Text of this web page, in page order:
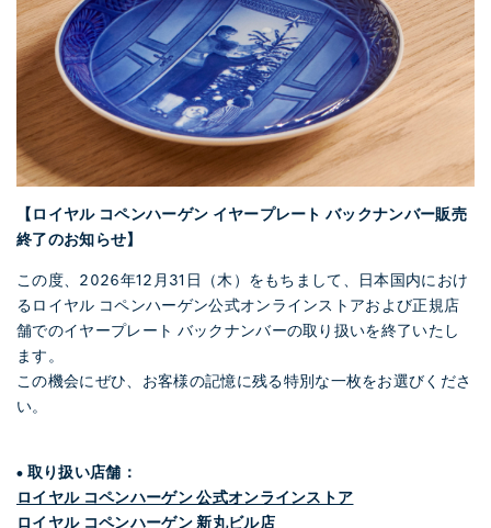
【ロイヤル コペンハーゲン イヤープレート バックナンバー販売
終了のお知らせ】
この度、2026年12月31日（木）をもちまして、日本国内におけ
るロイヤル コペンハーゲン公式オンラインストアおよび正規店
舗でのイヤープレート バックナンバーの取り扱いを終了いたし
ます。
この機会にぜひ、お客様の記憶に残る特別な一枚をお選びくださ
い。
• 取り扱い店舗：
ロイヤル コペンハーゲン 公式オンラインストア
ロイヤル コペンハーゲン 新丸ビル店